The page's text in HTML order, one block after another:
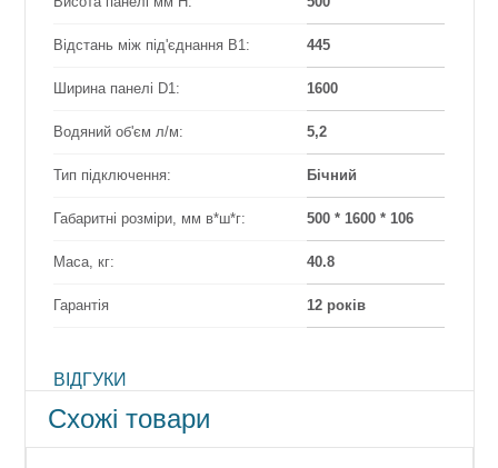
Відстань між під'єднання B1: 445
Ширина панелі D1: 1600
Водяний об'єм л/м: 5,2
Тип підключення: Бічний
Габаритні розміри, мм в*ш*г: 500 * 1600 * 106
Маса, кг: 40.8
Гарантія 12 років
ВІДГУКИ
Схожі товари